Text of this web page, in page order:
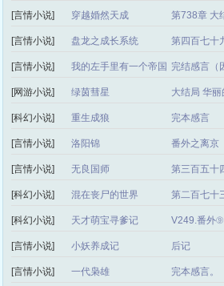
[言情小说] 穿越婚然天成 第738章 大
[言情小说] 盘龙之成长系统 第四百七十
[言情小说] 我的左手里有一个帝国 完结感言（
[网游小说] 绿茵彗星 大结局 华丽
[科幻小说] 重生成狼 完本感言
[言情小说] 洛阳锦 番外之离京
[言情小说] 无良国师 第三百五十
[科幻小说] 混在丧尸的世界 第二百七十
[科幻小说] 天才萌宝寻爹记 V249.番外⑨
[言情小说] 小妖养成记 后记
[言情小说] 一代枭雄 完本感言。